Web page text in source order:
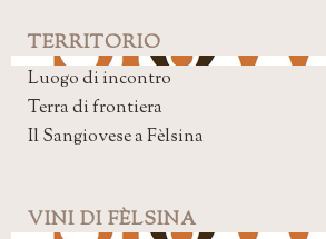
TERRITORIO
Luogo di incontro
Terra di frontiera
Il Sangiovese a Fèlsina
VINI DI FÈLSINA